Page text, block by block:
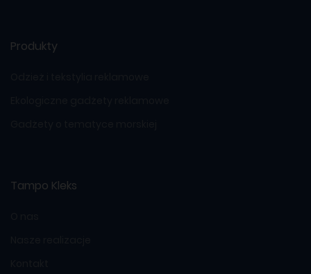
Produkty
Tampo Kleks